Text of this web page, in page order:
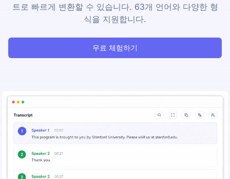
트로 빠르게 변환할 수 있습니다. 63개 언어와 다양한 형
식을 지원합니다.
무료 체험하기